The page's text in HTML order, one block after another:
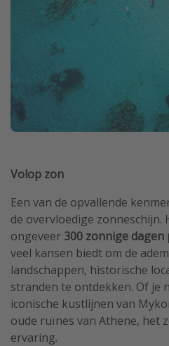
Volop zon
Een van de opvallende
de overvloedige zonneschijn.
ongeveer 300 zonnige dagen
veel kansen biedt om de
landschappen, historische
stranden te ontdekken. Of je
iconische kustlijnen van
oude ruïnes van Athene, het
ervaring.